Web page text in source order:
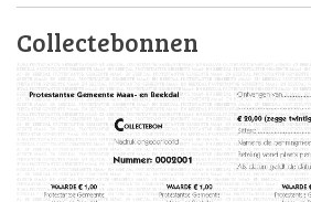
Collectebonnen